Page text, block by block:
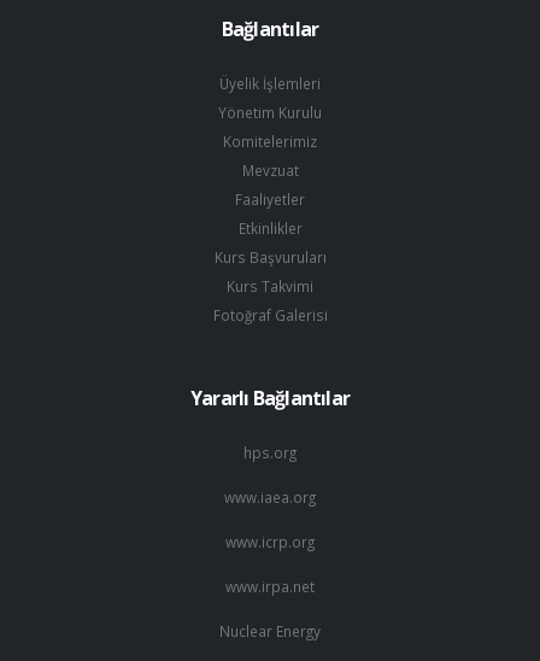
Bağlantılar
Üyelik İşlemleri
Yönetim Kurulu
Komitelerimiz
Mevzuat
Faaliyetler
Etkinlikler
Kurs Başvuruları
Kurs Takvimi
Fotoğraf Galerisi
Yararlı Bağlantılar
hps.org
www.iaea.org
www.icrp.org
www.irpa.net
Nuclear Energy